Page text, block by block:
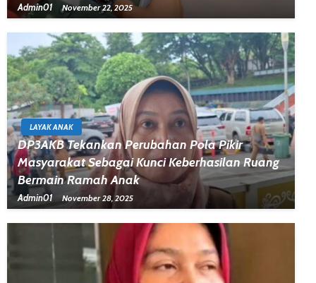
Admin01 November 22, 2025
LAYAK ANAK
DP3AKB Tekankan Perubahan Pola Pikir
Masyarakat Sebagai Kunci Keberhasilan Ruang
Bermain Ramah Anak
Admin01 November 28, 2025